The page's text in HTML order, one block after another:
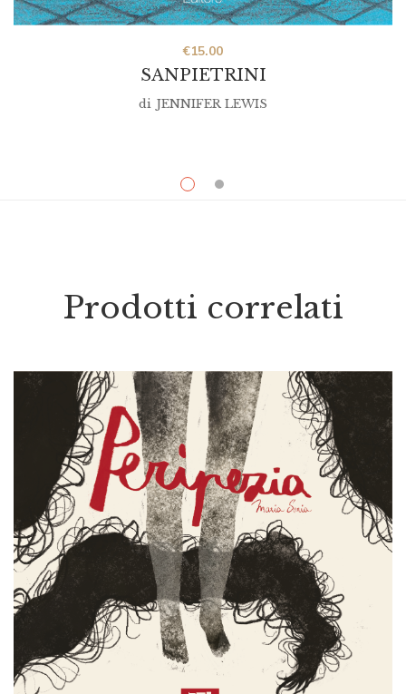
SANPIETRINI
€15.00
di JENNIFER LEWIS
Prodotti correlati